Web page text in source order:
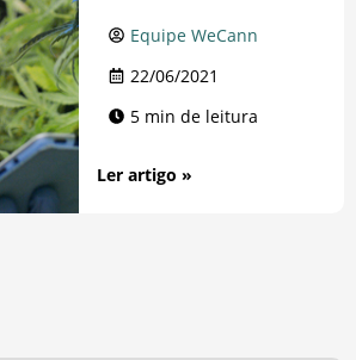
Equipe WeCann
22/06/2021
5 min de leitura
Ler artigo »